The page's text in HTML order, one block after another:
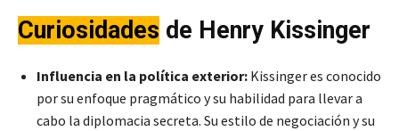
Curiosidades de Henry Kissinger
Influencia en la política exterior: Kissinger es conocido
por su enfoque pragmático y su habilidad para llevar a
cabo la diplomacia secreta. Su estilo de negociación y su